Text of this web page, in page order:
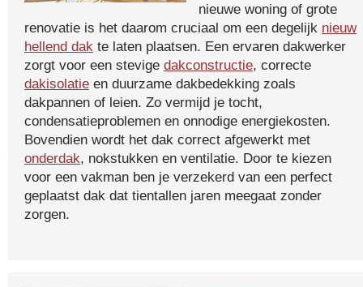
nieuwe woning of grote
renovatie is het daarom cruciaal om een degelijk nieuw
hellend dak te laten plaatsen. Een ervaren dakwerker
zorgt voor een stevige dakconstructie, correcte
dakisolatie en duurzame dakbedekking zoals
dakpannen of leien. Zo vermijd je tocht,
condensatieproblemen en onnodige energiekosten.
Bovendien wordt het dak correct afgewerkt met
onderdak, nokstukken en ventilatie. Door te kiezen
voor een vakman ben je verzekerd van een perfect
geplaatst dak dat tientallen jaren meegaat zonder
zorgen.